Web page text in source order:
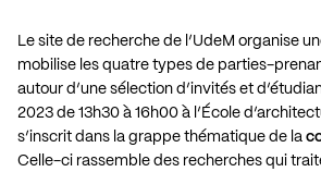
Le site de recherche de l’UdeM organise
mobilise les quatre types de parties-
autour d’une sélection d’invités et
2023 de 13h30 à 16h00 à l’École
s’inscrit dans la grappe thématique de la
Celle-ci rassemble des recherches qui